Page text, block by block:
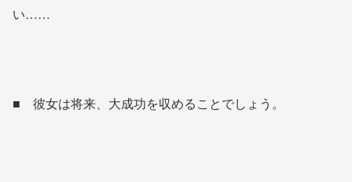
い……
■ 彼女は将来、大成功を収めることでしょう。